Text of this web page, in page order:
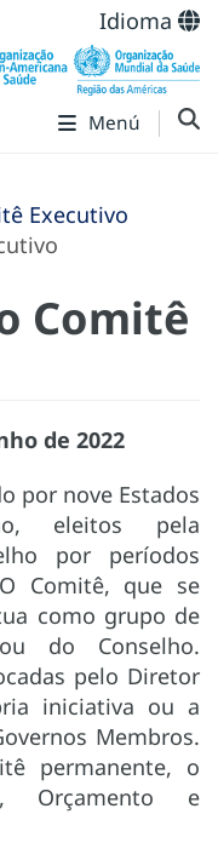
Idioma
Menú
Executivo
Comitê
de 2022
por nove Estados
eleitos pela
por períodos
Comitê, que se
como grupo de
do Conselho.
pelo Diretor
iniciativa ou a
Membros.
permanente, o
Orçamento e